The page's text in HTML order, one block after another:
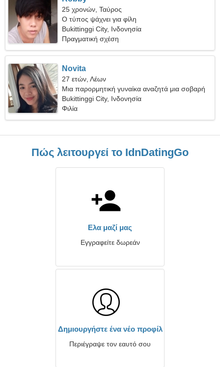
25 χρονών, Ταύρος
Ο τύπος ψάχνει για φίλη
Bukittinggi City, Ινδονησία
Πραγματική σχέση
Novita
27 ετών, Λέων
Μια παρορμητική γυναίκα αναζητά μια σοβαρή
σχέση
Bukittinggi City, Ινδονησία
Φιλία
Πώς λειτουργεί το IdnDatingGo
Ελα μαζί μας
Εγγραφείτε δωρεάν
Δημιουργήστε ένα νέο προφίλ
Περιέγραψε τον εαυτό σου